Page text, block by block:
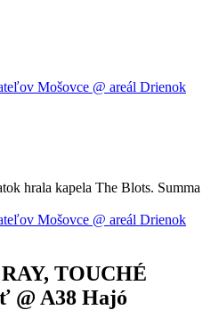
Mošovce @ areál Drienok
hrala kapela The Blots. Summa
Mošovce @ areál Drienok
TOUCHÉ
@ A38 Hajó